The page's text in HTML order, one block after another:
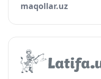
maqollar.uz